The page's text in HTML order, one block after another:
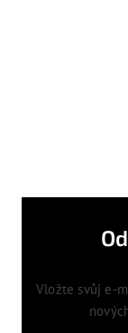
Vložte svůj e-